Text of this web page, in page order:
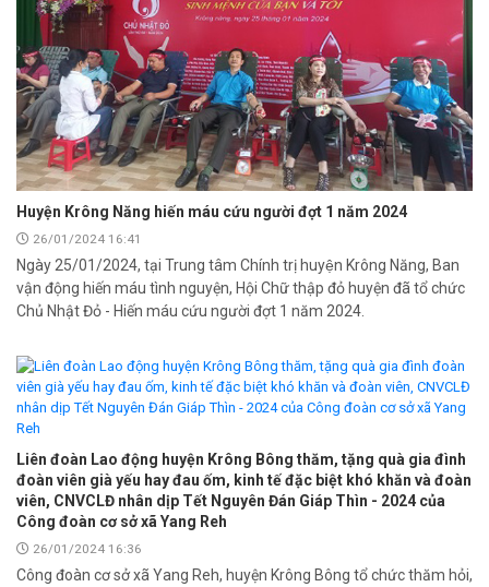
Huyện Krông Năng hiến máu cứu người đợt 1 năm 2024
26/01/2024 16:41
Ngày 25/01/2024, tại Trung tâm Chính trị huyện Krông Năng, Ban
vận động hiến máu tình nguyện, Hội Chữ thập đỏ huyện đã tổ chức
Chủ Nhật Đỏ - Hiến máu cứu người đợt 1 năm 2024.
Liên đoàn Lao động huyện Krông Bông thăm, tặng quà gia đình
đoàn viên già yếu hay đau ốm, kinh tế đặc biệt khó khăn và đoàn
viên, CNVCLĐ nhân dịp Tết Nguyên Đán Giáp Thìn - 2024 của
Công đoàn cơ sở xã Yang Reh
26/01/2024 16:36
Công đoàn cơ sở xã Yang Reh, huyện Krông Bông tổ chức thăm hỏi,